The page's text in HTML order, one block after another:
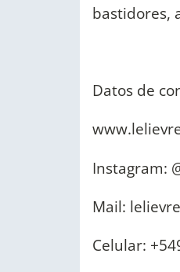
bastidores,
Datos de
Instagram:
Mail:
Celular: